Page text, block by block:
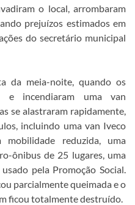
o local, arrombaram
prejuízos estimados em
do secretário municipal
da meia-noite, quando os
e incendiaram uma van
se alastraram rapidamente,
incluindo uma van Iveco
mobilidade reduzida, uma
ônibus de 25 lugares, uma
pela Promoção Social.
parcialmente queimada e o
ficou totalmente destruído.